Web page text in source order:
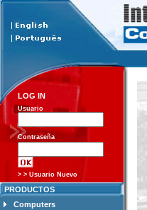
LOG IN
Usuario
Contraseña
> > Usuario Nuevo
PRODUCTOS
Computers